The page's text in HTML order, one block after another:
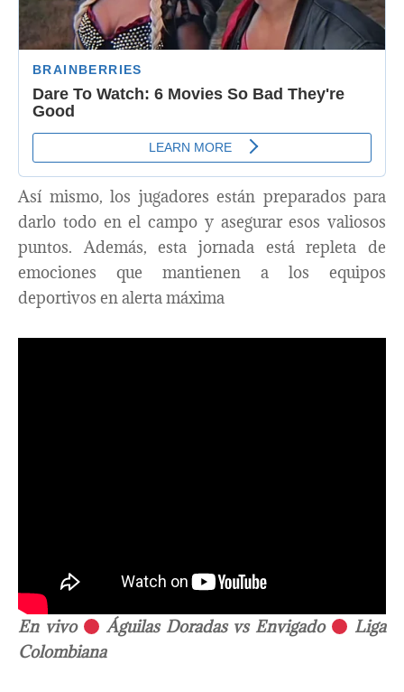
Así mismo, los jugadores están preparados para
darlo todo en el campo y asegurar esos valiosos
puntos. Además, esta jornada está repleta de
emociones que mantienen a los equipos
deportivos en alerta máxima
En vivo Águilas Doradas vs Envigado
Liga
Colombiana